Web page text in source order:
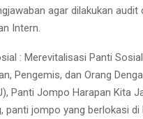
agar dilakukan audit
Intern.
: Merevitalisasi Panti
Pengemis, dan Orang
Panti Jompo Harapan Kita
panti jompo yang berlokasi di